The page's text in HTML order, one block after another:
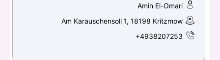
Amin El-Omari
Am Karauschensoll 1, 18198 Kritzmow
+4938207253